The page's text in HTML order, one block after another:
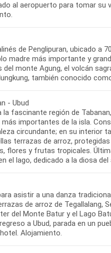
al aeropuerto para tomar su
de Penglipuran, ubicado
madre más importante y
del monte Agung, el volcán
también conocido
- Ubud
fascinante región de
importantes de la isla.
circundante; en su interior
terrazas de arroz,
flores y frutas tropicales.
el lago, dedicado a la diosa
asistir a una danza
de arroz de Tegallalang,
del Monte Batur y el Lago
a Ubud, parada en un
Alojamiento.